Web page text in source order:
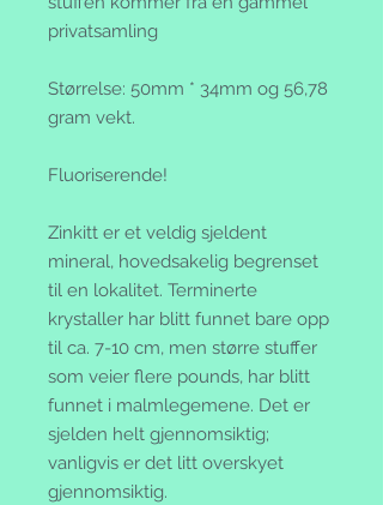
privatsamling
Størrelse: 50mm * 34mm og 56,78
gram vekt.
Fluoriserende!
Zinkitt er et veldig sjeldent
mineral, hovedsakelig begrenset
til en lokalitet. Terminerte
krystaller har blitt funnet bare opp
til ca. 7-10 cm, men større stuffer
som veier flere pounds, har blitt
funnet i malmlegemene. Det er
sjelden helt gjennomsiktig;
vanligvis er det litt overskyet
gjennomsiktig.